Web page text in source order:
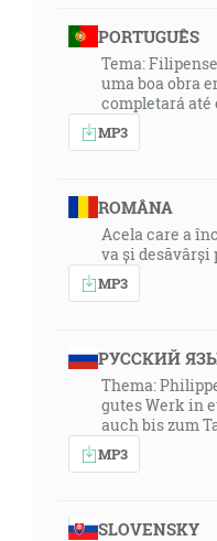
PORTUGUÊS
Tema:
uma boa obra
completará até
MP3
ROMÂNA
Acela care a
va și desăvârși
MP3
РУССКИЙ
Thema:
gutes Werk in
auch bis zum
MP3
SLOVENSKY